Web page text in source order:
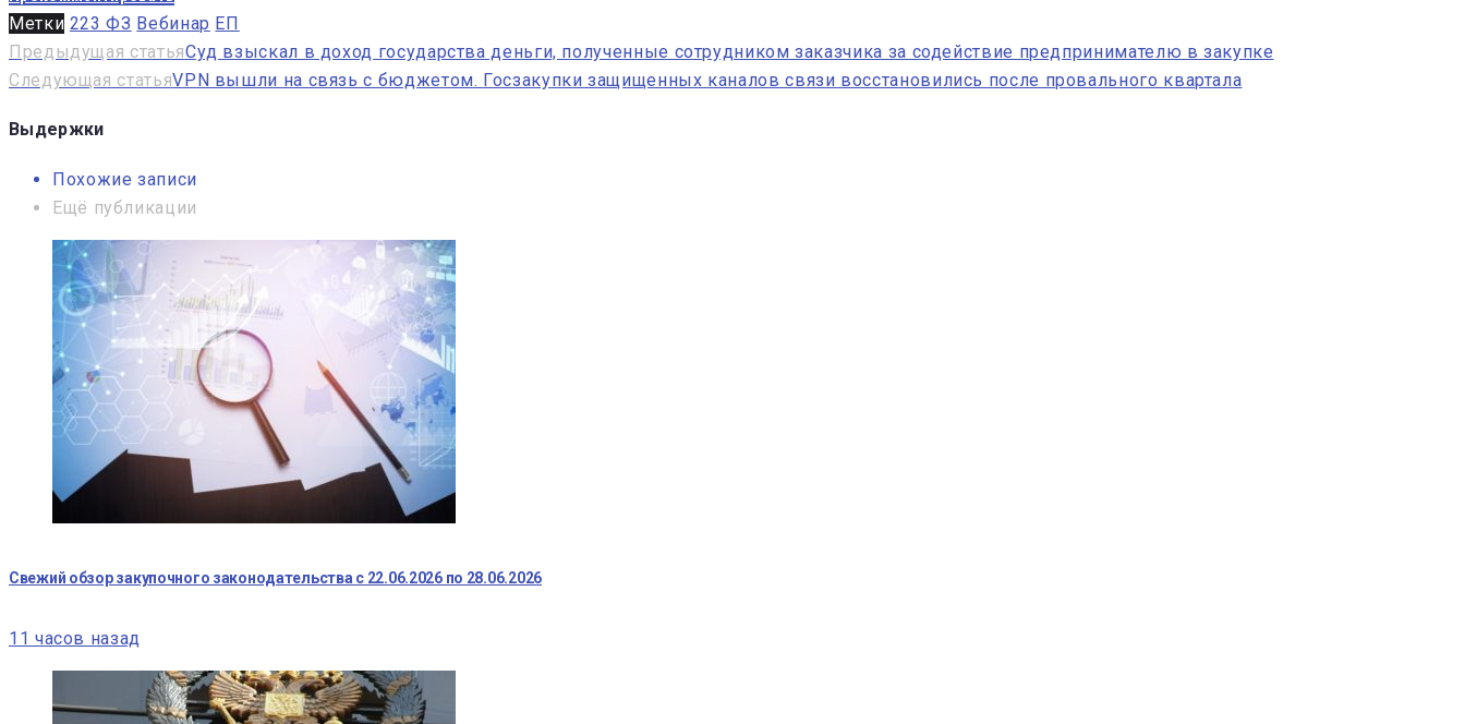
Метки 223 ФЗ Вебинар ЕП
Навигация
по
записям
Предыдущая статьяСуд взыскал в доход государства деньги, полученные сотрудником заказчика за содействие предпринимателю в закупке
Следующая статьяVPN вышли на связь с бюджетом. Госзакупки защищенных каналов связи восстановились после провального квартала
Выдержки
Похожие записи
Ещё публикации
Свежий обзор закупочного законодательства с 22.06.2026 по 28.06.2026
11 часов назад